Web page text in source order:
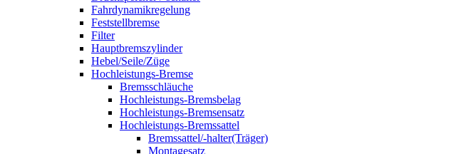
Fahrdynamikregelung
Feststellbremse
Filter
Hauptbremszylinder
Hebel/Seile/Züge
Hochleistungs-Bremse
Bremsschläuche
Hochleistungs-Bremsbelag
Hochleistungs-Bremsensatz
Hochleistungs-Bremssattel
Bremssattel/-halter(Träger)
Montagesatz